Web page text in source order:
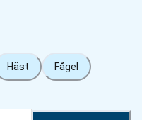
Häst Fågel